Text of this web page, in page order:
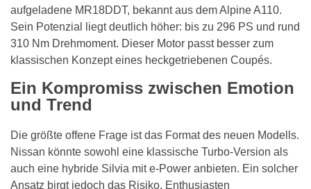
aufgeladene MR18DDT, bekannt aus dem Alpine A110.
Sein Potenzial liegt deutlich höher: bis zu 296 PS und rund
310 Nm Drehmoment. Dieser Motor passt besser zum
klassischen Konzept eines heckgetriebenen Coupés.
Ein Kompromiss zwischen Emotion
und Trend
Die größte offene Frage ist das Format des neuen Modells.
Nissan könnte sowohl eine klassische Turbo-Version als
auch eine hybride Silvia mit e-Power anbieten. Ein solcher
Ansatz birgt jedoch das Risiko, Enthusiasten